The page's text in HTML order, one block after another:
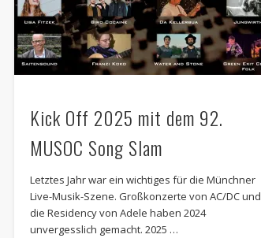
Kick Off 2025 mit dem 92.
MUSOC Song Slam
Letztes Jahr war ein wichtiges für die Münchner
Live-Musik-Szene. Großkonzerte von AC/DC und
die Residency von Adele haben 2024
unvergesslich gemacht. 2025 …